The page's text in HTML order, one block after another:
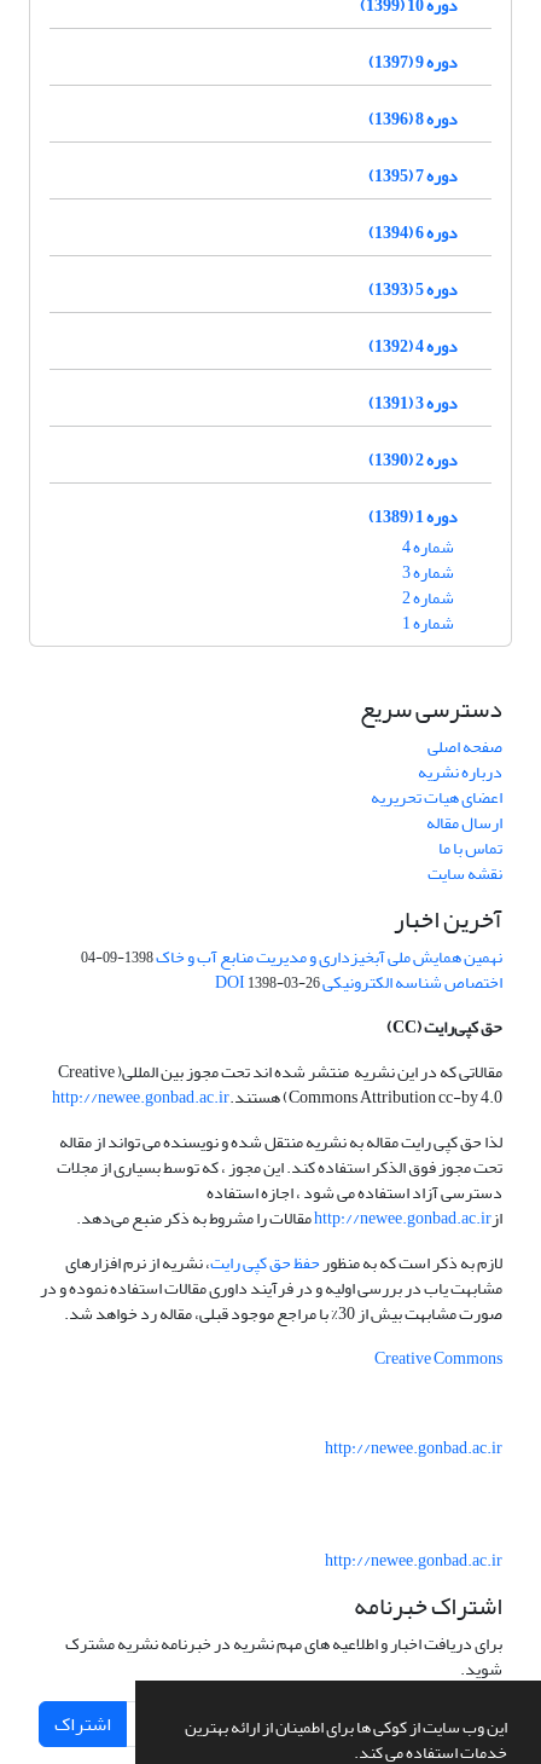
این وب سایت از کوکی ها برای اطمینان از ارائه بهترین
خدمات استفاده می کند.
دوره 9 (1397)
دوره 8 (1396)
دوره 7 (1395)
دوره 6 (1394)
دوره 5 (1393)
دوره 4 (1392)
دوره 3 (1391)
دوره 2 (1390)
دوره 1 (1389)
شماره 4
شماره 3
شماره 2
شماره 1
دسترسی سریع
صفحه اصلی
درباره نشریه
اعضای هیات تحریریه
ارسال مقاله
تماس با ما
نقشه سایت
آخرین اخبار
نهمین همایش ملی آبخیزداری و مدیریت منابع آب و خاک1398-09-04
اختصاص شناسه الکترونیکی DOI1398-03-26
حق کپی‌رایت(CC)
مقالاتی که در این نشریه منتشر شده اند تحت مجوز بین المللی( Creative
Commons Attribution cc-by 4.0) هستند.
http://newee.gonbad.ac.ir
لذا حق کپی رایت مقاله به نشریه منتقل شده و نویسنده می تواند از مقاله
تحت مجوز فوق الذکر استفاده کند. این مجوز ، که توسط بسیاری از مجلات
دسترسی آزاد استفاده می شود ، اجازه استفاده
ازhttp://newee.gonbad.ac.irمقالات را مشروط به ذکر منبع می‌دهد.
لازم به ذکر است که به منظورحفظ حق کپی رایت، نشریه از نرم افزارهای
مشابهت یاب در بررسی اولیه و در فرآیند داوری مقالات استفاده نموده و در
صورت مشابهت بیش از 30% با مراجع موجود قبلی، مقاله رد خواهد شد.
Creative Commons
http://newee.gonbad.ac.ir
http://newee.gonbad.ac.ir
اشتراک خبرنامه
برای دریافت اخبار و اطلاعیه های مهم نشریه در خبرنامه نشریه مشترک
شوید.
اشتراک